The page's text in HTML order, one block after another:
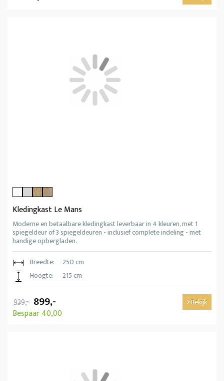
Kledingkast Le Mans
Moderne en betaalbare kledingkast leverbaar in 4 kleuren, met 1
spiegeldeur of 3 spiegeldeuren - inclusief complete indeling - met
handige opbergladen.
Breedte:
250 cm
Hoogte:
215 cm
939,- 899,-
Bespaar 40,00
Bekijk